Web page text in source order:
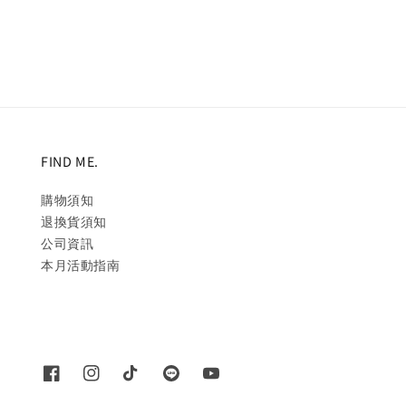
FIND ME.
購物須知
退換貨須知
公司資訊
本月活動指南